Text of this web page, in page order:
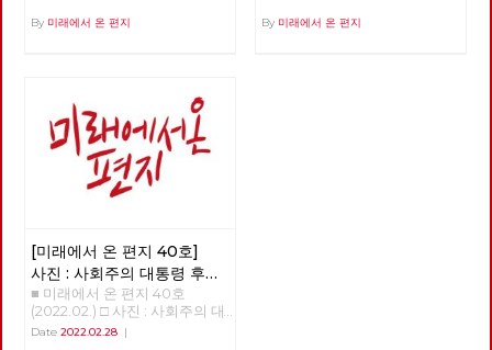
<<<<<<
By 미래에서 온 편지
<<<<<<
By 미래에서 온 편지
[미래에서 온 편지 40호]
사진 : 사회주의 대통령 후보
경선의 기록
■ 미래에서 온 편지 40호
(2022.02.) □ 사진 : 사회주의 대
통령 후보 경선의 기록 >>>>>>
Date 2022.02.28 |